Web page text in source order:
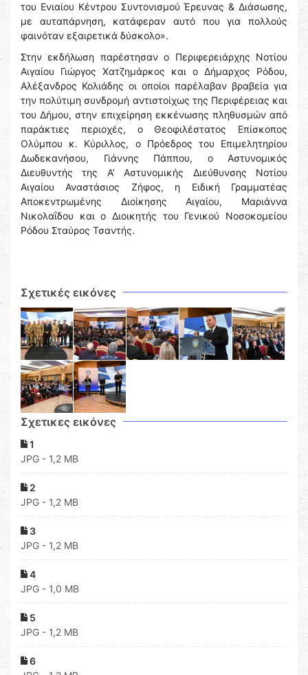
του Ενιαίου Κέντρου Συντονισμού Έρευνας & Διάσωσης,
με αυταπάρνηση, κατάφεραν αυτό που για πολλούς
φαινόταν εξαιρετικά δύσκολο».
Στην εκδήλωση παρέστησαν ο Περιφερειάρχης Νοτίου
Αιγαίου Γιώργος Χατζημάρκος και ο Δήμαρχος Ρόδου,
Αλέξανδρος Κολιάδης οι οποίοι παρέλαβαν βραβεία για
την πολύτιμη συνδρομή αντιστοίχως της Περιφέρειας και
του Δήμου, στην επιχείρηση εκκένωσης πληθυσμών από
παράκτιες περιοχές, ο Θεοφιλέστατος Επίσκοπος
Ολύμπου κ. Κύριλλος, ο Πρόεδρος του Επιμελητηρίου
Δωδεκανήσου, Γιάννης Πάππου, ο Αστυνομικός
Διευθυντής της Α’ Αστυνομικής Διεύθυνσης Νοτίου
Αιγαίου Αναστάσιος Ζήφος, η Ειδική Γραμματέας
Αποκεντρωμένης Διοίκησης Αιγαίου, Μαριάννα
Νικολαΐδου και ο Διοικητής του Γενικού Νοσοκομείου
Ρόδου Σταύρος Τσαντής.
Σχετικές εικόνες
Σχετικες εικόνες
1
JPG - 1,2 MB
2
JPG - 1,2 MB
3
JPG - 1,2 MB
4
JPG - 1,0 MB
5
JPG - 1,2 MB
6